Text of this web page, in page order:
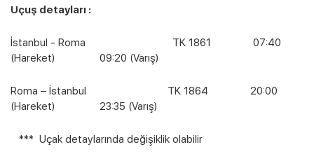
Uçuş detayları :
İstanbul - Roma TK 1861 07:40
(Hareket) 09:20 (Varış)
Roma – İstanbul TK 1864 20:00
(Hareket) 23:35 (Varış)
*** Uçak detaylarında değişiklik olabilir